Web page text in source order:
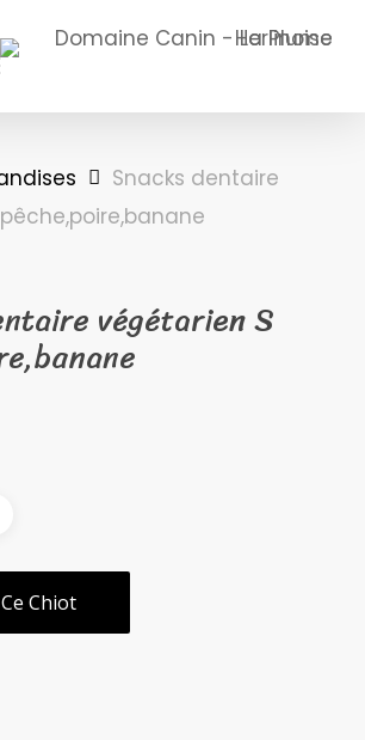
Snacks dentaire
végétarien S
Chiot